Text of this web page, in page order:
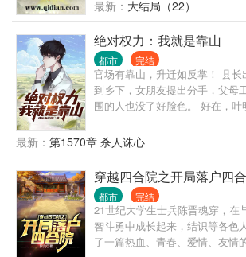
跌宕的官场，一步一个脚印，抓
无形，行者无疆，漫漫官道，唯
远，方能直抵彼岸。 各位书友要
还不错的话请不要忘记向您QQ群
哦！
最新： 大结局（22）
绝对权力：我就是靠山
都市 完结
官场有靠山，升迁如反掌！ 县长
到乡下，女朋友提出分手，父母
围的人也没了好脸色。 好在，
往上爬，终于成为别人眼中的靠
看小人物弄潮新时代！
最新： 第1570章 杀人诛心
穿越四合院之开局落户四
都市 完结
21世纪大学生士兵陈晋魂穿，在
智斗勇中成长起来，结识等各色
了一篇热血、青春、爱情、友情